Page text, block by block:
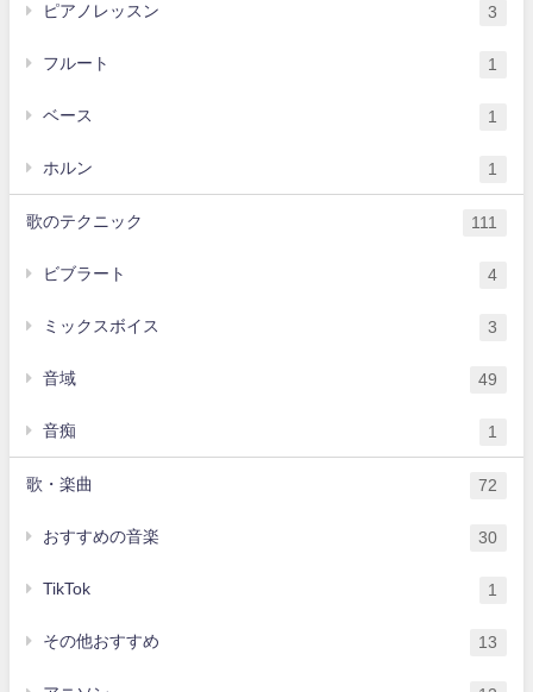
ピアノレッスン 3
フルート 1
ベース 1
ホルン 1
歌のテクニック 111
ビブラート 4
ミックスボイス 3
音域 49
音痴 1
歌・楽曲 72
おすすめの音楽 30
TikTok 1
その他おすすめ 13